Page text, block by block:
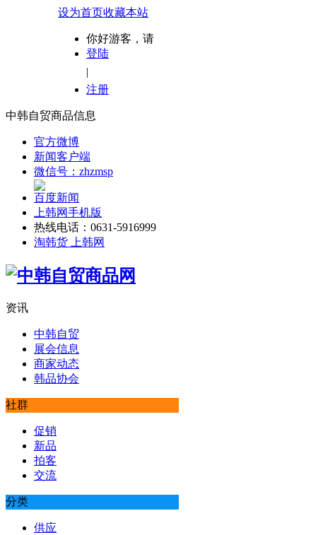
设为首页收藏本站
你好游客，请
登陆
|
注册
中韩自贸商品信息
官方微博
新闻客户端
微信号：zhzmsp
百度新闻
上韩网手机版
热线电话：0631-5916999
淘韩货 上韩网
资讯
中韩自贸
展会信息
商家动态
韩品协会
社群
促销
新品
拍客
交流
分类
供应